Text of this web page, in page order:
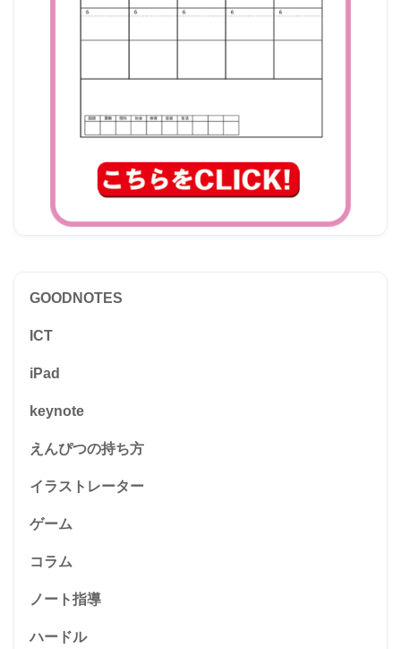
GOODNOTES
ICT
iPad
keynote
えんぴつの持ち方
イラストレーター
ゲーム
コラム
ノート指導
ハードル